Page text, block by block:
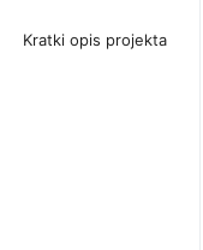
Kratki opis projekta